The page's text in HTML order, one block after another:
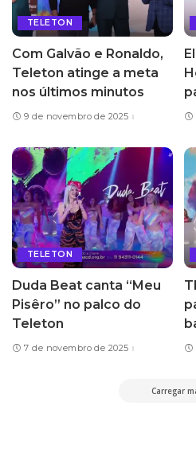
TELETON
Com Galvão e Ronaldo,
Teleton atinge a meta
nos últimos minutos
9 de novembro de 2025
TELETON
Duda Beat canta “Meu
Pisêro” no palco do
Teleton
7 de novembro de 2025
Carregar